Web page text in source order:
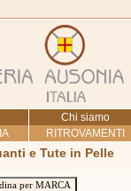
Chi siamo
RITROVAMENTI
e Tute in Pelle
per MARCA